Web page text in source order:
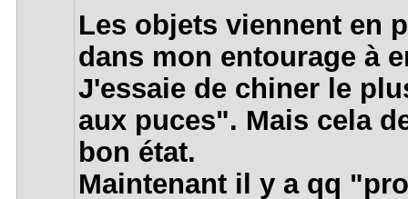
Les objets viennent en
dans mon entourage à
J'essaie de chiner le
aux puces". Mais cela
bon état.
Maintenant il y a qq